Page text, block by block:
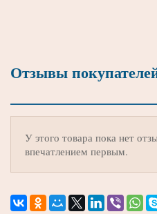
Отзывы
У этого товара пока нет
впечатлением первым.